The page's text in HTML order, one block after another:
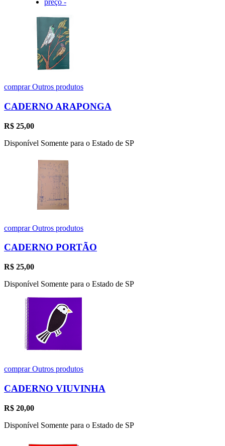
preço -
comprarOutros produtos
CADERNO ARAPONGA
R$ 25,00
Disponível Somente para o Estado de SP
comprarOutros produtos
CADERNO PORTÃO
R$ 25,00
Disponível Somente para o Estado de SP
comprarOutros produtos
CADERNO VIUVINHA
R$ 20,00
Disponível Somente para o Estado de SP